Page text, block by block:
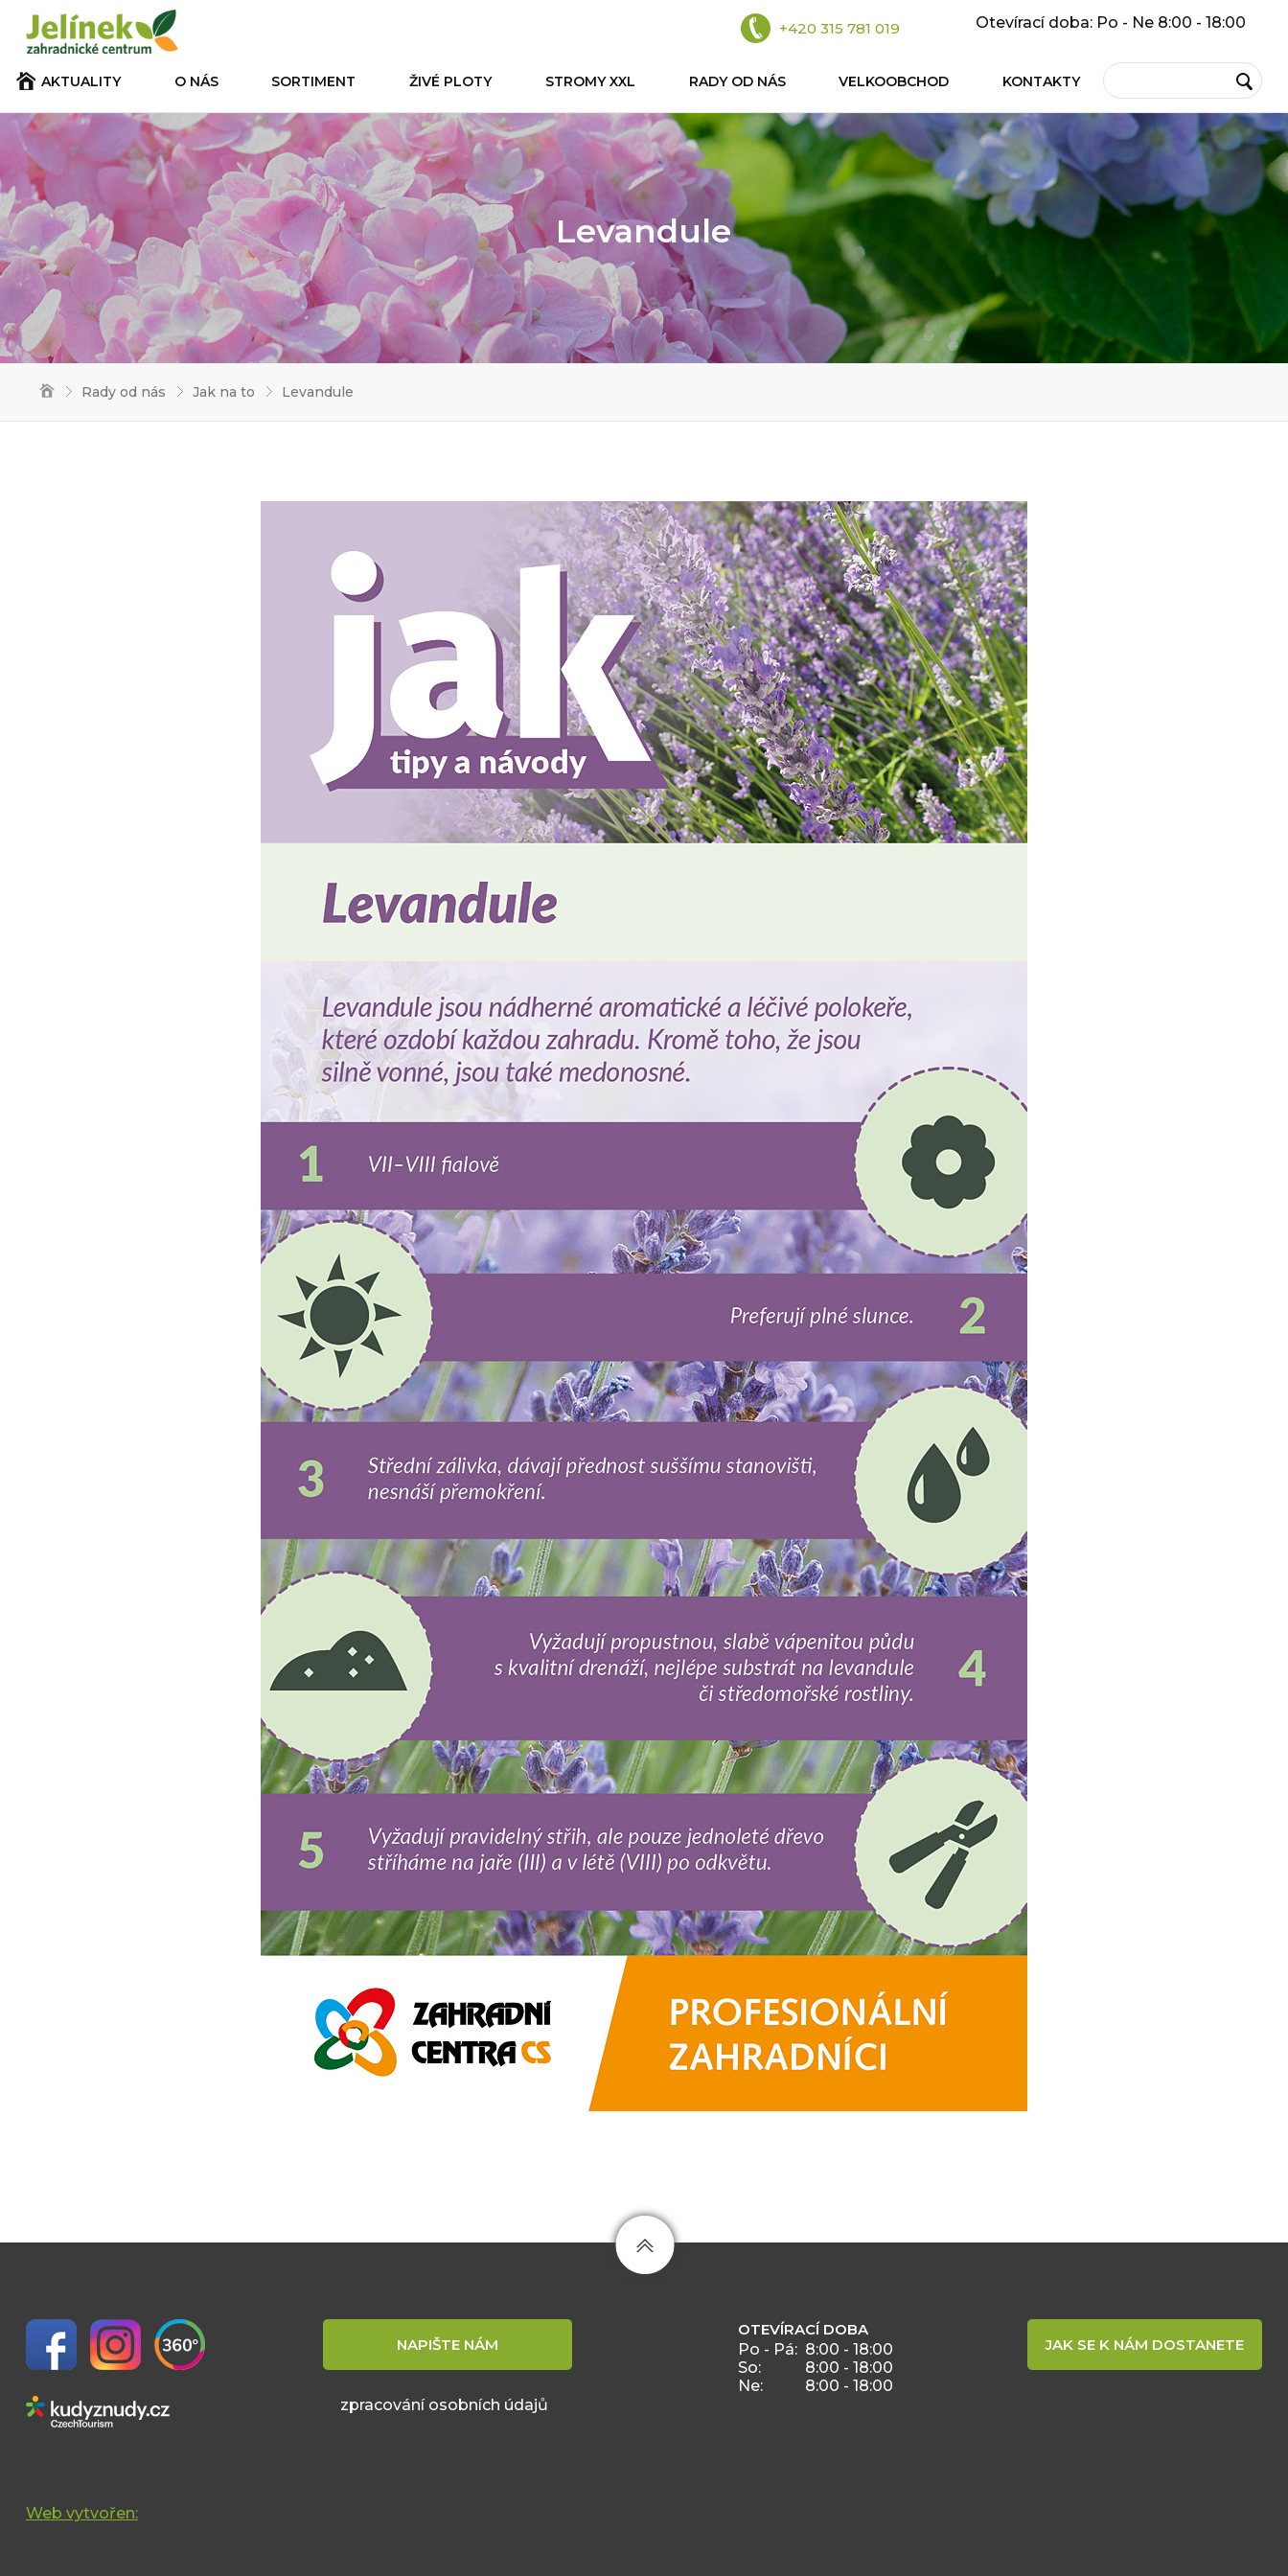
AKTUALITY O NÁS SORTIMENT ŽIVÉ PLOTY STROMY XXL RADY OD NÁS VELKOOBCHOD KONTAKTY
+420 315 781 019 Otevírací doba: Po - Ne 8:00 - 18:00
Levandule
Rady od nás Jak na to Levandule
NAPIŠTE NÁM
zpracování osobních údajů
OTEVÍRACÍ DOBA
Po - Pá: 8:00 - 18:00
So:
8:00 - 18:00
Ne:
8:00 - 18:00
JAK SE K NÁM DOSTANETE
Web vytvořen: